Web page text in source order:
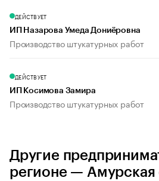
ДЕЙСТВУЕТ
ИП Назарова Умеда Дониёровна
Производство штукатурных работ
ДЕЙСТВУЕТ
ИП Косимова Замира
Производство штукатурных работ
Другие
регионе — Амурская